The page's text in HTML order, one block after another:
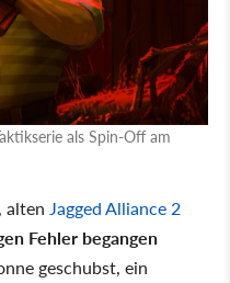
als Spin-Off am
alten Jagged Alliance 2
Fehler begangen
geschubst, ein